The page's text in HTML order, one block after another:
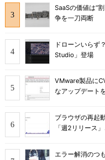
SaaSの価値は“
争を一刀両断
ドローンいら
Studio」登場
VMware製品に
なアップデート
ブラウザの再起
「週2リリース
エラー解消のつ